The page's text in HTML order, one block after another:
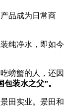
品成为日常商
纯净水，即如今
螃蟹的人，还因
包装水之父”。
田实业。景田和